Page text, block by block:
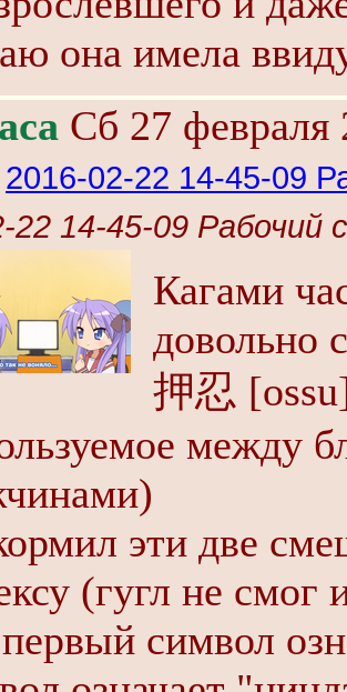
она имела
Сб 27 февраля
2016-02-22 14-45-09
22 14-45-09 Рабочий
Кагами
довольно
押忍
между
эти две
(гугл не смог
символ